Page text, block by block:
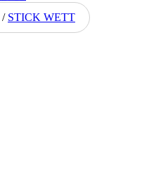
/ STICK WETT